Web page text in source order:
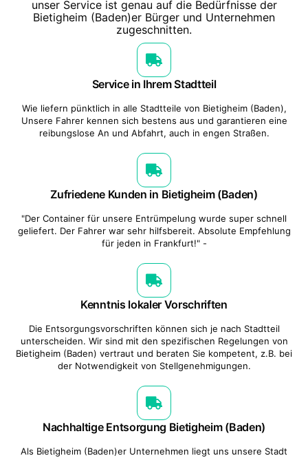
unser Service ist genau auf die Bedürfnisse der
Bietigheim (Baden)er Bürger und Unternehmen
zugeschnitten.
Service in Ihrem Stadtteil
Wie liefern pünktlich in alle Stadtteile von Bietigheim (Baden),
Unsere Fahrer kennen sich bestens aus und garantieren eine
reibungslose An und Abfahrt, auch in engen Straßen.
Zufriedene Kunden in Bietigheim (Baden)
"Der Container für unsere Entrümpelung wurde super schnell
geliefert. Der Fahrer war sehr hilfsbereit. Absolute Empfehlung
für jeden in Frankfurt!" -
Kenntnis lokaler Vorschriften
Die Entsorgungsvorschriften können sich je nach Stadtteil
unterscheiden. Wir sind mit den spezifischen Regelungen von
Bietigheim (Baden) vertraut und beraten Sie kompetent, z.B. bei
der Notwendigkeit von Stellgenehmigungen.
Nachhaltige Entsorgung Bietigheim (Baden)
Als Bietigheim (Baden)er Unternehmen liegt uns unsere Stadt